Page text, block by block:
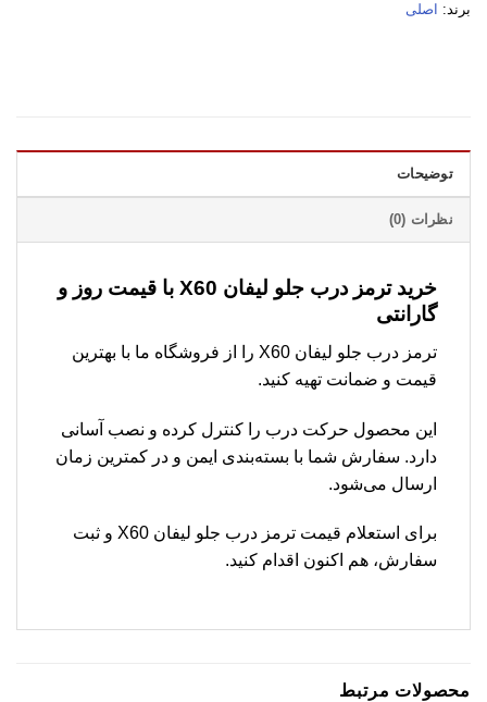
برند: اصلی
توضیحات
نظرات (0)
خرید ترمز درب جلو لیفان X60 با قیمت روز و
گارانتی
ترمز درب جلو لیفان X60 را از فروشگاه ما با بهترین
قیمت و ضمانت تهیه کنید.
این محصول حرکت درب را کنترل کرده و نصب آسانی
دارد. سفارش شما با بسته‌بندی ایمن و در کمترین زمان
ارسال می‌شود.
برای استعلام قیمت ترمز درب جلو لیفان X60 و ثبت
سفارش، هم اکنون اقدام کنید.
محصولات مرتبط